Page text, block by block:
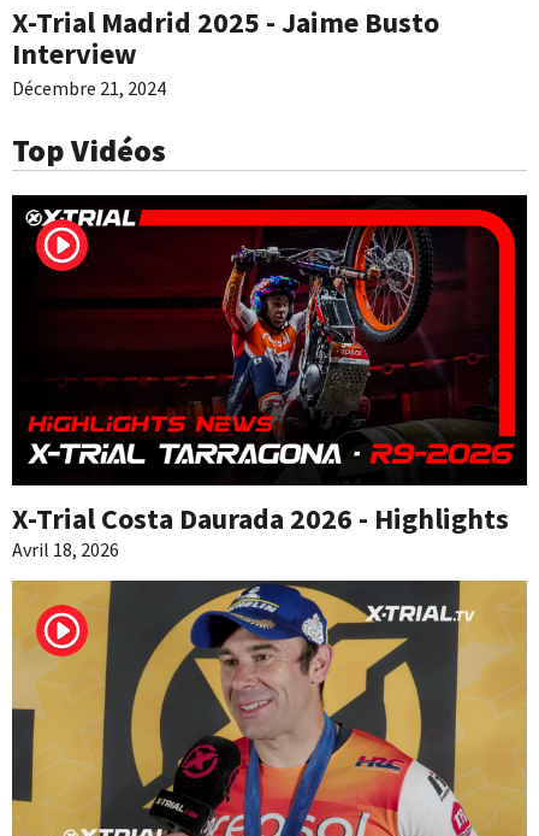
X-Trial Madrid 2025 - Jaime Busto
Interview
Décembre 21, 2024
Top Vidéos
X-Trial Costa Daurada 2026 - Highlights
Avril 18, 2026